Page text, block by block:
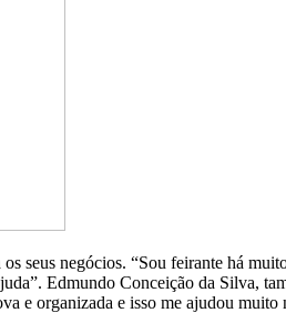
seus negócios. “Sou feirante há
Edmundo Conceição da Silva,
e organizada e isso me ajudou